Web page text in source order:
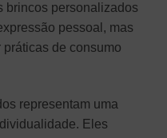
brincos personalizados
pessoal, mas
de consumo
representam uma
Eles